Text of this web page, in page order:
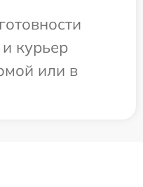
курьер
или в